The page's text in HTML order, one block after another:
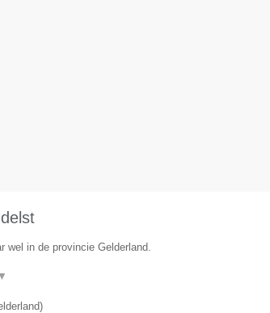
wel in de provincie Gelderland.
▼
)